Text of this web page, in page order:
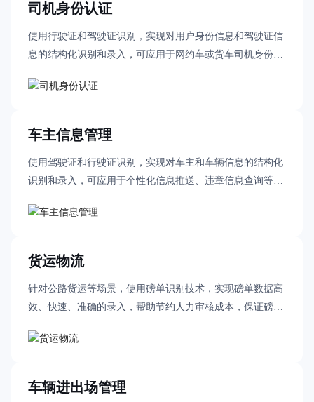
司机身份认证
使用行驶证和驾驶证识别，实现对用户身份信息和驾驶证信
息的结构化识别和录入，可应用于网约车或货车司机身份审
车主信息管理
使用驾驶证和行驶证识别，实现对车主和车辆信息的结构化
识别和录入，可应用于个性化信息推送、违章信息查询等场
货运物流
针对公路货运等场景，使用磅单识别技术，实现磅单数据高
效、快速、准确的录入，帮助节约人力审核成本，保证磅单
车辆进出场管理